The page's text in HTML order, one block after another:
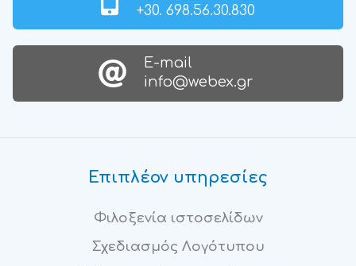
+30. 698.56.30.830
Ε-mail
info@webex.gr
Επιπλέον υπηρεσίες
Φιλοξενία ιστοσελίδων
Σχεδιασμός Λογότυπου